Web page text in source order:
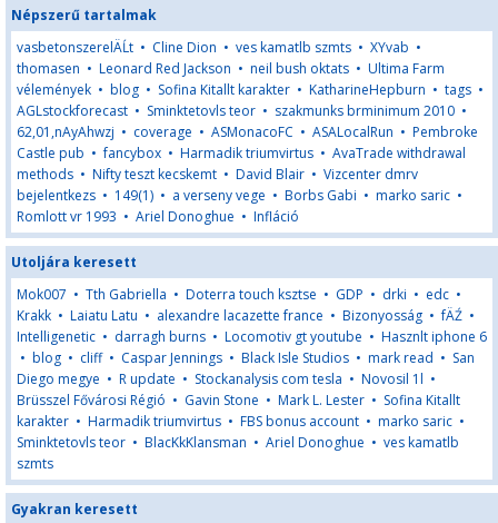
Népszerű tartalmak
vasbetonszerelÄĹt • Cline Dion • ves kamatlb szmts • XYvab •
thomasen • Leonard Red Jackson • neil bush oktats • Ultima Farm
vélemények • blog • Sofina Kitallt karakter • KatharineHepburn • tags •
AGLstockforecast • Sminktetovls teor • szakmunks brminimum 2010 •
62,01,nAyAhwzj • coverage • ASMonacoFC • ASALocalRun • Pembroke
Castle pub •fancybox • Harmadik triumvirtus • AvaTrade withdrawal
methods • Nifty teszt kecskemt • David Blair • Vizcenter dmrv
bejelentkezs • 149(1) • a verseny vege • Borbs Gabi • marko saric •
Romlott vr 1993 • Ariel Donoghue • Infláció
Utoljára keresett
Mok007 • Tth Gabriella • Doterra touch ksztse • GDP • drki • edc •
Krakk • Laiatu Latu • alexandre lacazette france • Bizonyosság •fÄŹ •
Intelligenetic • darragh burns • Locomotiv gt youtube • Hasznlt iphone 6
• blog • cliff• Caspar Jennings • Black Isle Studios • mark read • San
Diego megye • R update • Stockanalysis com tesla • Novosil 1l •
Brüsszel Fővárosi Régió • Gavin Stone • Mark L. Lester • Sofina Kitallt
karakter • Harmadik triumvirtus • FBS bonus account • marko saric •
Sminktetovls teor • BlacKkKlansman • Ariel Donoghue • ves kamatlb
szmts
Gyakran keresett